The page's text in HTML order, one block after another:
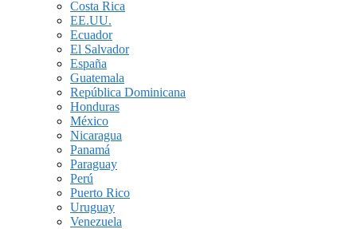
Costa Rica
EE.UU.
Ecuador
El Salvador
España
Guatemala
República Dominicana
Honduras
México
Nicaragua
Panamá
Paraguay
Perú
Puerto Rico
Uruguay
Venezuela